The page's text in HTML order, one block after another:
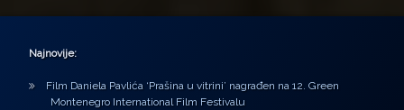
Najnovije:
Film Daniela Pavlića ‘Prašina u vitrini’ nagrađen na 12. Green
Montenegro International Film Festivalu